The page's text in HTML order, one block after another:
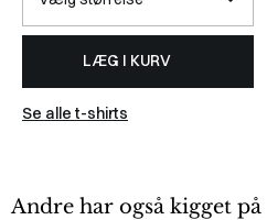
LÆG I KURV
Se alle t-shirts
Andre har også kigget på